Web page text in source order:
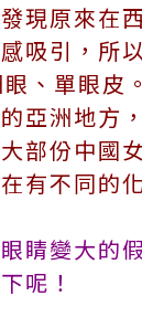
現原來在
吸引，所
、單眼皮
亞洲地方
部份中國
有不同的
睛變大的
呢！